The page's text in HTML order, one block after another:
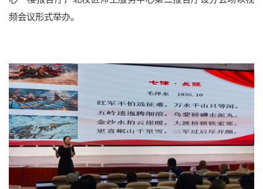
党群部门 行政部门
频会议形式举办。